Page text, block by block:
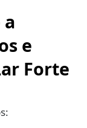
e
Forte